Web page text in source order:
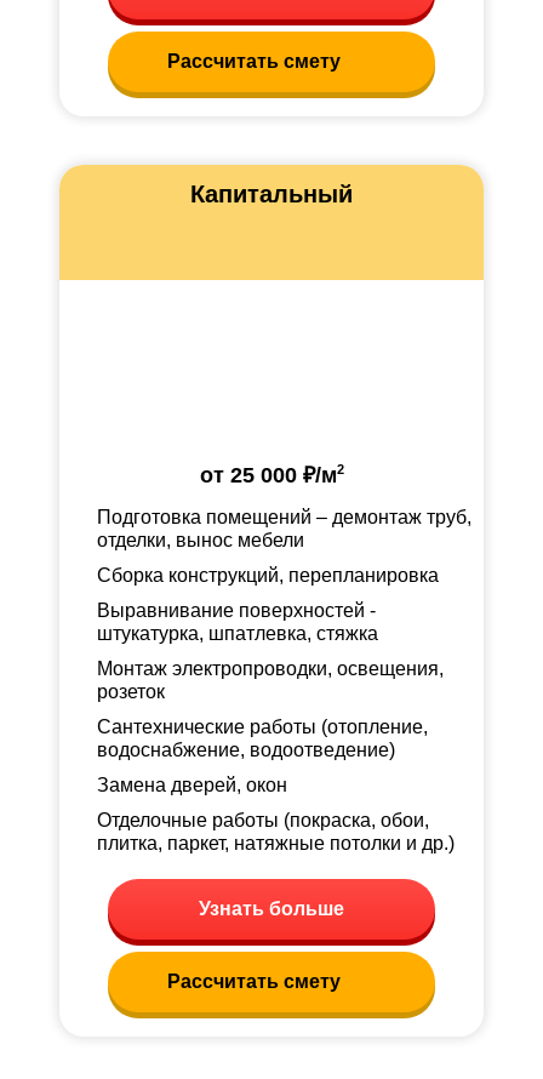
Рассчитать смету
Капитальный
от25 000 ₽/м2
Подготовка помещений – демонтаж труб,
отделки, вынос мебели
Сборка конструкций, перепланировка
Выравнивание поверхностей -
штукатурка, шпатлевка, стяжка
Монтаж электропроводки, освещения,
розеток
Сантехнические работы (отопление,
водоснабжение, водоотведение)
Замена дверей, окон
Отделочные работы (покраска, обои,
плитка, паркет, натяжные потолки и др.)
Узнать больше
Рассчитать смету